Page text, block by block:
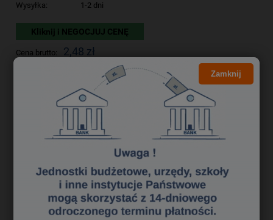
Wysyłka:
1-2 dni
Kliknij i NEGOCJUJ CENĘ
Cena brutto: 2,48 zł
do koszyka
dodaj do przechowalni
Producent:
Kod produktu:
tek5780226
zapytaj o produkt
poleć znajomemu
Zamknij